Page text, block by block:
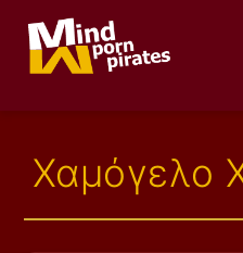
Χαμόγελο